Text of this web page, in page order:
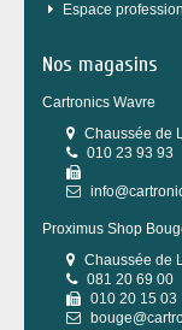
Espace
Nos magasins
Cartronics Wavre
Chaussée de
010 23 93 93
Proximus Shop
Chaussée de
081 20 69 00
010 20 15 03